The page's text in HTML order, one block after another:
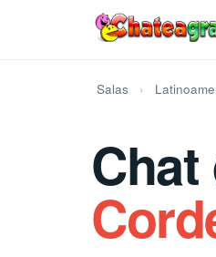
Salas
Chat